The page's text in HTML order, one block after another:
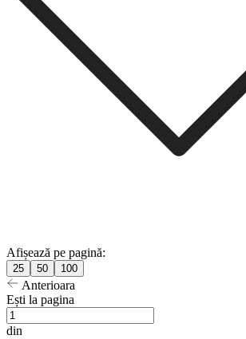
Afișează pe pagină:
25 50 100
Anterioara
Ești la pagina
din